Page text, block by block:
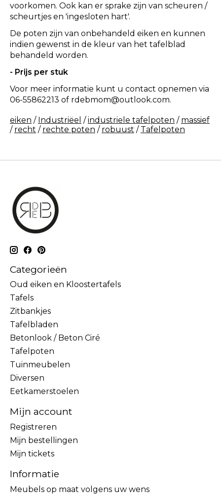
voorkomen. Ook kan er sprake zijn van scheuren /
scheurtjes en 'ingesloten hart'.
De poten zijn van onbehandeld eiken en kunnen
indien gewenst in de kleur van het tafelblad
behandeld worden.
- Prijs per stuk
Voor meer informatie kunt u contact opnemen via
06-55862213 of rdebmom@outlook.com.
eiken / Industriëel /industriele tafelpoten / massief
/ recht / rechte poten / robuust / Tafelpoten
Categorieën
Oud eiken en Kloostertafels
Tafels
Zitbankjes
Tafelbladen
Betonlook / Beton Ciré
Tafelpoten
Tuinmeubelen
Diversen
Eetkamerstoelen
Mijn account
Registreren
Mijn bestellingen
Mijn tickets
Informatie
Meubels op maat volgens uw wens